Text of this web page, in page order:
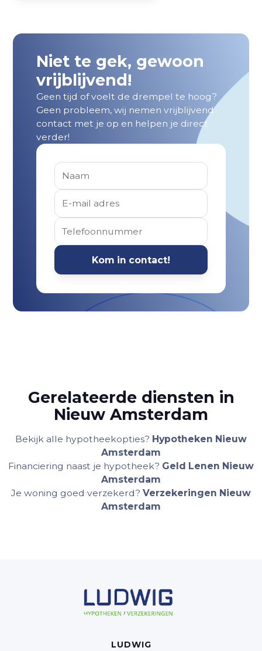
Niet te gek, gewoon
vrijblijvend!
Geen tijd of voelt de drempel te hoog?
Geen probleem, wij nemen vrijblijvend
contact met je op en helpen je direct
verder!
Gerelateerde diensten in
Nieuw Amsterdam
Bekijk alle hypotheekopties? Hypotheken Nieuw
Amsterdam
Financiering naast je hypotheek? Geld Lenen Nieuw
Amsterdam
Je woning goed verzekerd? Verzekeringen Nieuw
Amsterdam
LUDWIG